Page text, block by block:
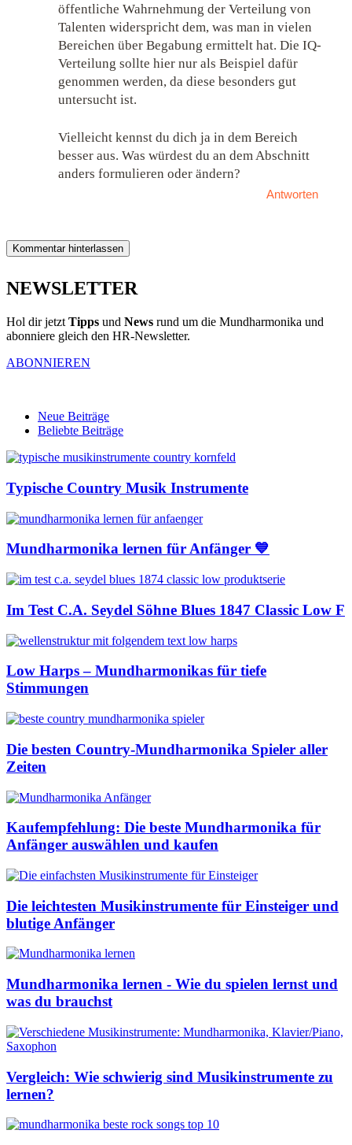
öffentliche Wahrnehmung der Verteilung von
Talenten widerspricht dem, was man in vielen
Bereichen über Begabung ermittelt hat. Die IQ-
Verteilung sollte hier nur als Beispiel dafür
genommen werden, da diese besonders gut
untersucht ist.
Vielleicht kennst du dich ja in dem Bereich
besser aus. Was würdest du an dem Abschnitt
anders formulieren oder ändern?
Antworten
Kommentar hinterlassen
NEWSLETTER
Hol dir jetzt Tipps und News rund um die Mundharmonika und
abonniere gleich den HR-Newsletter.
ABONNIEREN
Neue Beiträge
Beliebte Beiträge
Typische Country Musik Instrumente
Mundharmonika lernen für Anfänger 💙
Im Test C.A. Seydel Söhne Blues 1847 Classic Low F
Low Harps – Mundharmonikas für tiefe
Stimmungen
Die besten Country-Mundharmonika Spieler aller
Zeiten
Kaufempfehlung: Die beste Mundharmonika für
Anfänger auswählen und kaufen
Die leichtesten Musikinstrumente für Einsteiger und
blutige Anfänger
Mundharmonika lernen - Wie du spielen lernst und
was du brauchst
Vergleich: Wie schwierig sind Musikinstrumente zu
lernen?